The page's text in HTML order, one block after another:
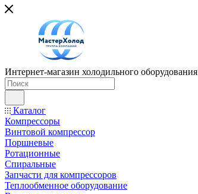
Интернет-магазин холодильного оборудования
Каталог
Компрессоры
Винтовой компрессор
Поршневые
Ротационные
Спиральные
Запчасти для компрессоров
Теплообменное оборудование